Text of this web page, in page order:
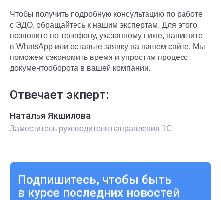
Чтобы получить подробную консультацию по работе
с ЭДО, обращайтесь к нашим экспертам. Для этого
позвоните по телефону, указанному ниже, напишите
в WhatsApp или оставьте заявку на нашем сайте. Мы
поможем сэкономить время и упростим процесс
документооборота в вашей компании.
Отвечает экперт:
Наталья Якшилова
Заместитель руководителя направления 1С
Подпишитесь, чтобы быть
в курсе последних новостей